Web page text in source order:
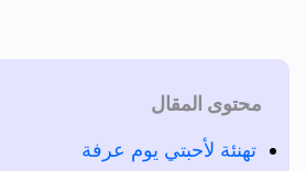
محتوى المقال
تهنئة لأحبتي يوم عرفة